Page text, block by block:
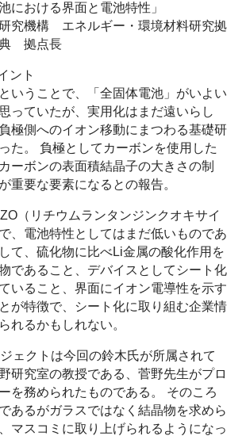
おける界面と電池特性」
機構 エネルギー・環境材料研究拠
拠点長
ント
いうことで、「全固体電池」がいよい
っていたが、実用化はまだ遠いらし
極側へのイオン移動にまつわる基礎研
た。 負極としてカーボンを使用した
ーボンの表面積結晶子の大きさの制
重要な要素になるとの報告。
（リチウムランタンジンクオキサイ
、電池特性としてはまだ低いものであ
て、硫化物に比べLi金属の酸化作用を
であること、デバイスとしてシート化
いること、界面にイオン電導性を示す
が特徴で、シート化に取り組む企業情
れるかもしれない。
ェクトは今回の鈴木氏が所属されて
研究室の教授である、菅野先生がプロ
を務められたものである。 そのころ
あるがガラスではなく結晶物を求めら
マスコミに取り上げられるようになっ